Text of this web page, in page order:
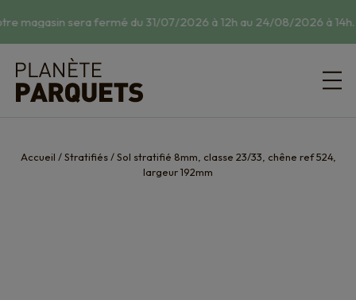
magasin sera fermé du 31/07/2026 à 12h au 24/08/2026 à 14h.
Accueil /Stratifiés/Sol stratifié 8mm, classe 23/33, chêne ref 524,
largeur 192mm